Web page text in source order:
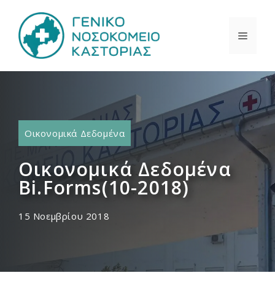
περιεχόμενο
Οικονομικά Δεδομένα
Οικονομικά Δεδομένα
Bi.Forms(10-2018)
15 Νοεμβρίου 2018